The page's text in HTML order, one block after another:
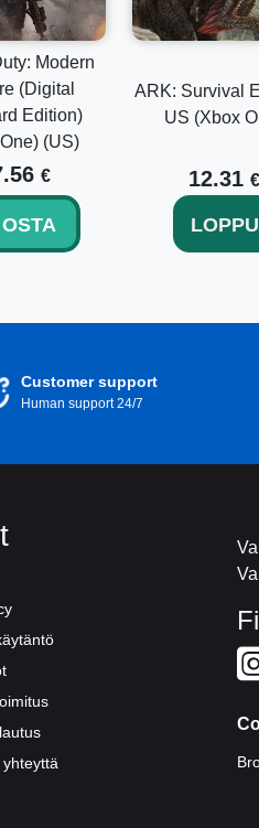
Modern
(Digital
Edition)
(US)
€
OSTA
ARK: Survival
US (Xbox
12.31 €
LOPPU
Customer support
Human support 24/7